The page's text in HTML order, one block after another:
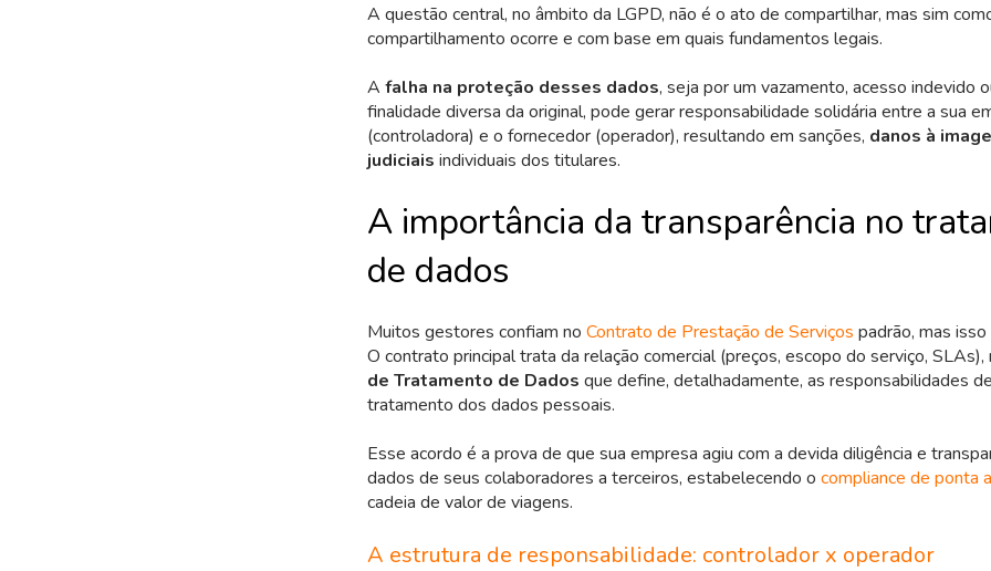
A questão central, no âmbito da LGPD, não é o ato de compartilhar, mas sim
compartilhamento ocorre e com base em quais fundamentos legais.
A falha na proteção desses dados, seja por um vazamento, acesso indevido
finalidade diversa da original, pode gerar responsabilidade solidária entre a sua
(controladora) e o fornecedor (operador), resultando em sanções, danos à
judiciais individuais dos titulares.
A importância da transparência no
de dados
Muitos gestores confiam no Contrato de Prestação de Serviços padrão, mas
O contrato principal trata da relação comercial (preços, escopo do serviço, SLAs),
de Tratamento de Dados que define, detalhadamente, as responsabilidades
tratamento dos dados pessoais.
Esse acordo é a prova de que sua empresa agiu com a devida diligência e
dados de seus colaboradores a terceiros, estabelecendo o compliance de ponta
cadeia de valor de viagens.
A estrutura de responsabilidade: controlador x operador